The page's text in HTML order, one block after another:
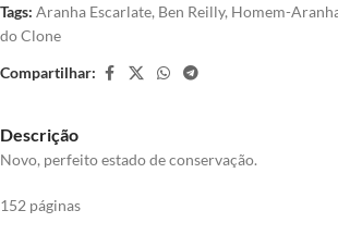
Tags: Aranha Escarlate, Ben Reilly, Homem-
do Clone
Compartilhar:
Descrição
Novo, perfeito estado de conservação.
152 páginas